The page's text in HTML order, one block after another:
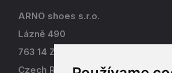
ARNO shoes s.r.o.
Lázně 490
763 14 Zlín - Kostelec
Czech Republic